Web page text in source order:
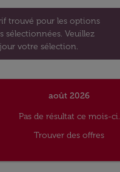
trouvé pour les options
sélectionnées. Veuillez
votre sélection.
août 2026
Pas de résultat ce mois-ci.
Trouver des offres